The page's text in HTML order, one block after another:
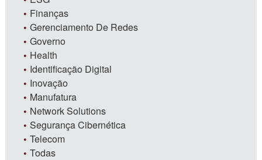
Finanças
Gerenciamento De Redes
Governo
Health
Identificação Digital
Inovação
Manufatura
Network Solutions
Segurança Cibernética
Telecom
Todas